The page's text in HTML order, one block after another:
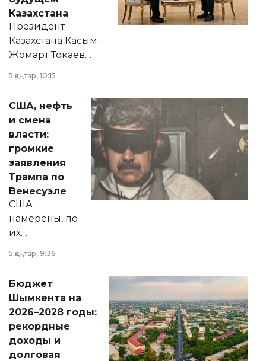
Казахстана
Президент
Казахстана Касым-
Жомарт Токаев
сразу несколько
актуальных тем —
от слухов о
политических
реформах до
вопросов армии,
экономики и
личного здоровья.
5 қаңтар, 10:15
США, нефть
и смена
власти:
громкие
заявления
Трампа по
Венесуэле
США
намерены, по
их
принести
народу
Венесуэлы.
5 қаңтар, 9:36
Бюджет
Шымкента на
2026–2028 годы:
рекордные
доходы и
долговая